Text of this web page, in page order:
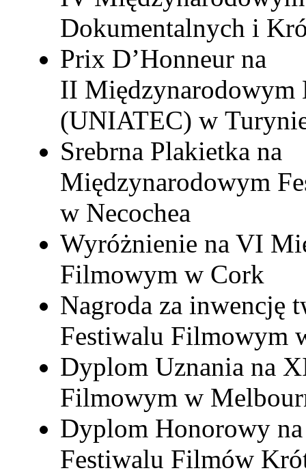
Dokumentalnych i
Prix D’Honneur na
II Międzynarodowym
(UNIATEC) w
Srebrna Plakietka na
Międzynarodowym
w Necochea
Wyróżnienie na VI
Filmowym w Cork
Nagroda za inwencję
Festiwalu Filmowym
Dyplom Uznania na
Filmowym w
Dyplom Honorowy
Festiwalu Filmów